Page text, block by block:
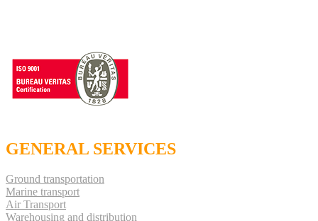
GENERAL SERVICES
Ground transportation
Marine transport
Air Transport
Warehousing and distribution